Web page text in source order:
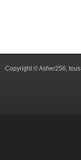
Copyright © Asher256,